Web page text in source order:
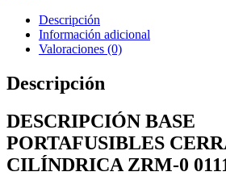
cantidad
Descripción
Información adicional
Valoraciones (0)
Descripción
DESCRIPCIÓN BASE
PORTAFUSIBLES
CILÍNDRICA ZRM-0